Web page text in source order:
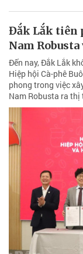
Đắk Lắk tiên
Nam
Đến nay, Đắk Lắk
Hiệp hội Cà-phê
phong trong việc
Nam Robusta ra